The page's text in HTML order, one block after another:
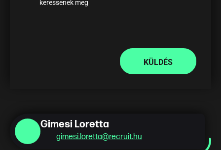
keressenek meg
KÜLDÉS
Gimesi Loretta
gimesi.loretta@recruit.hu